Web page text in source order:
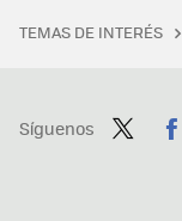
TEMAS DE INTERÉS
Síguenos